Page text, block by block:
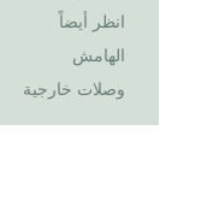
انظر أيضاً
الهامش
وصلات خارجية